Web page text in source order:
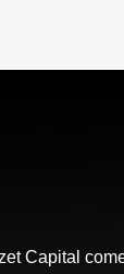
Capital